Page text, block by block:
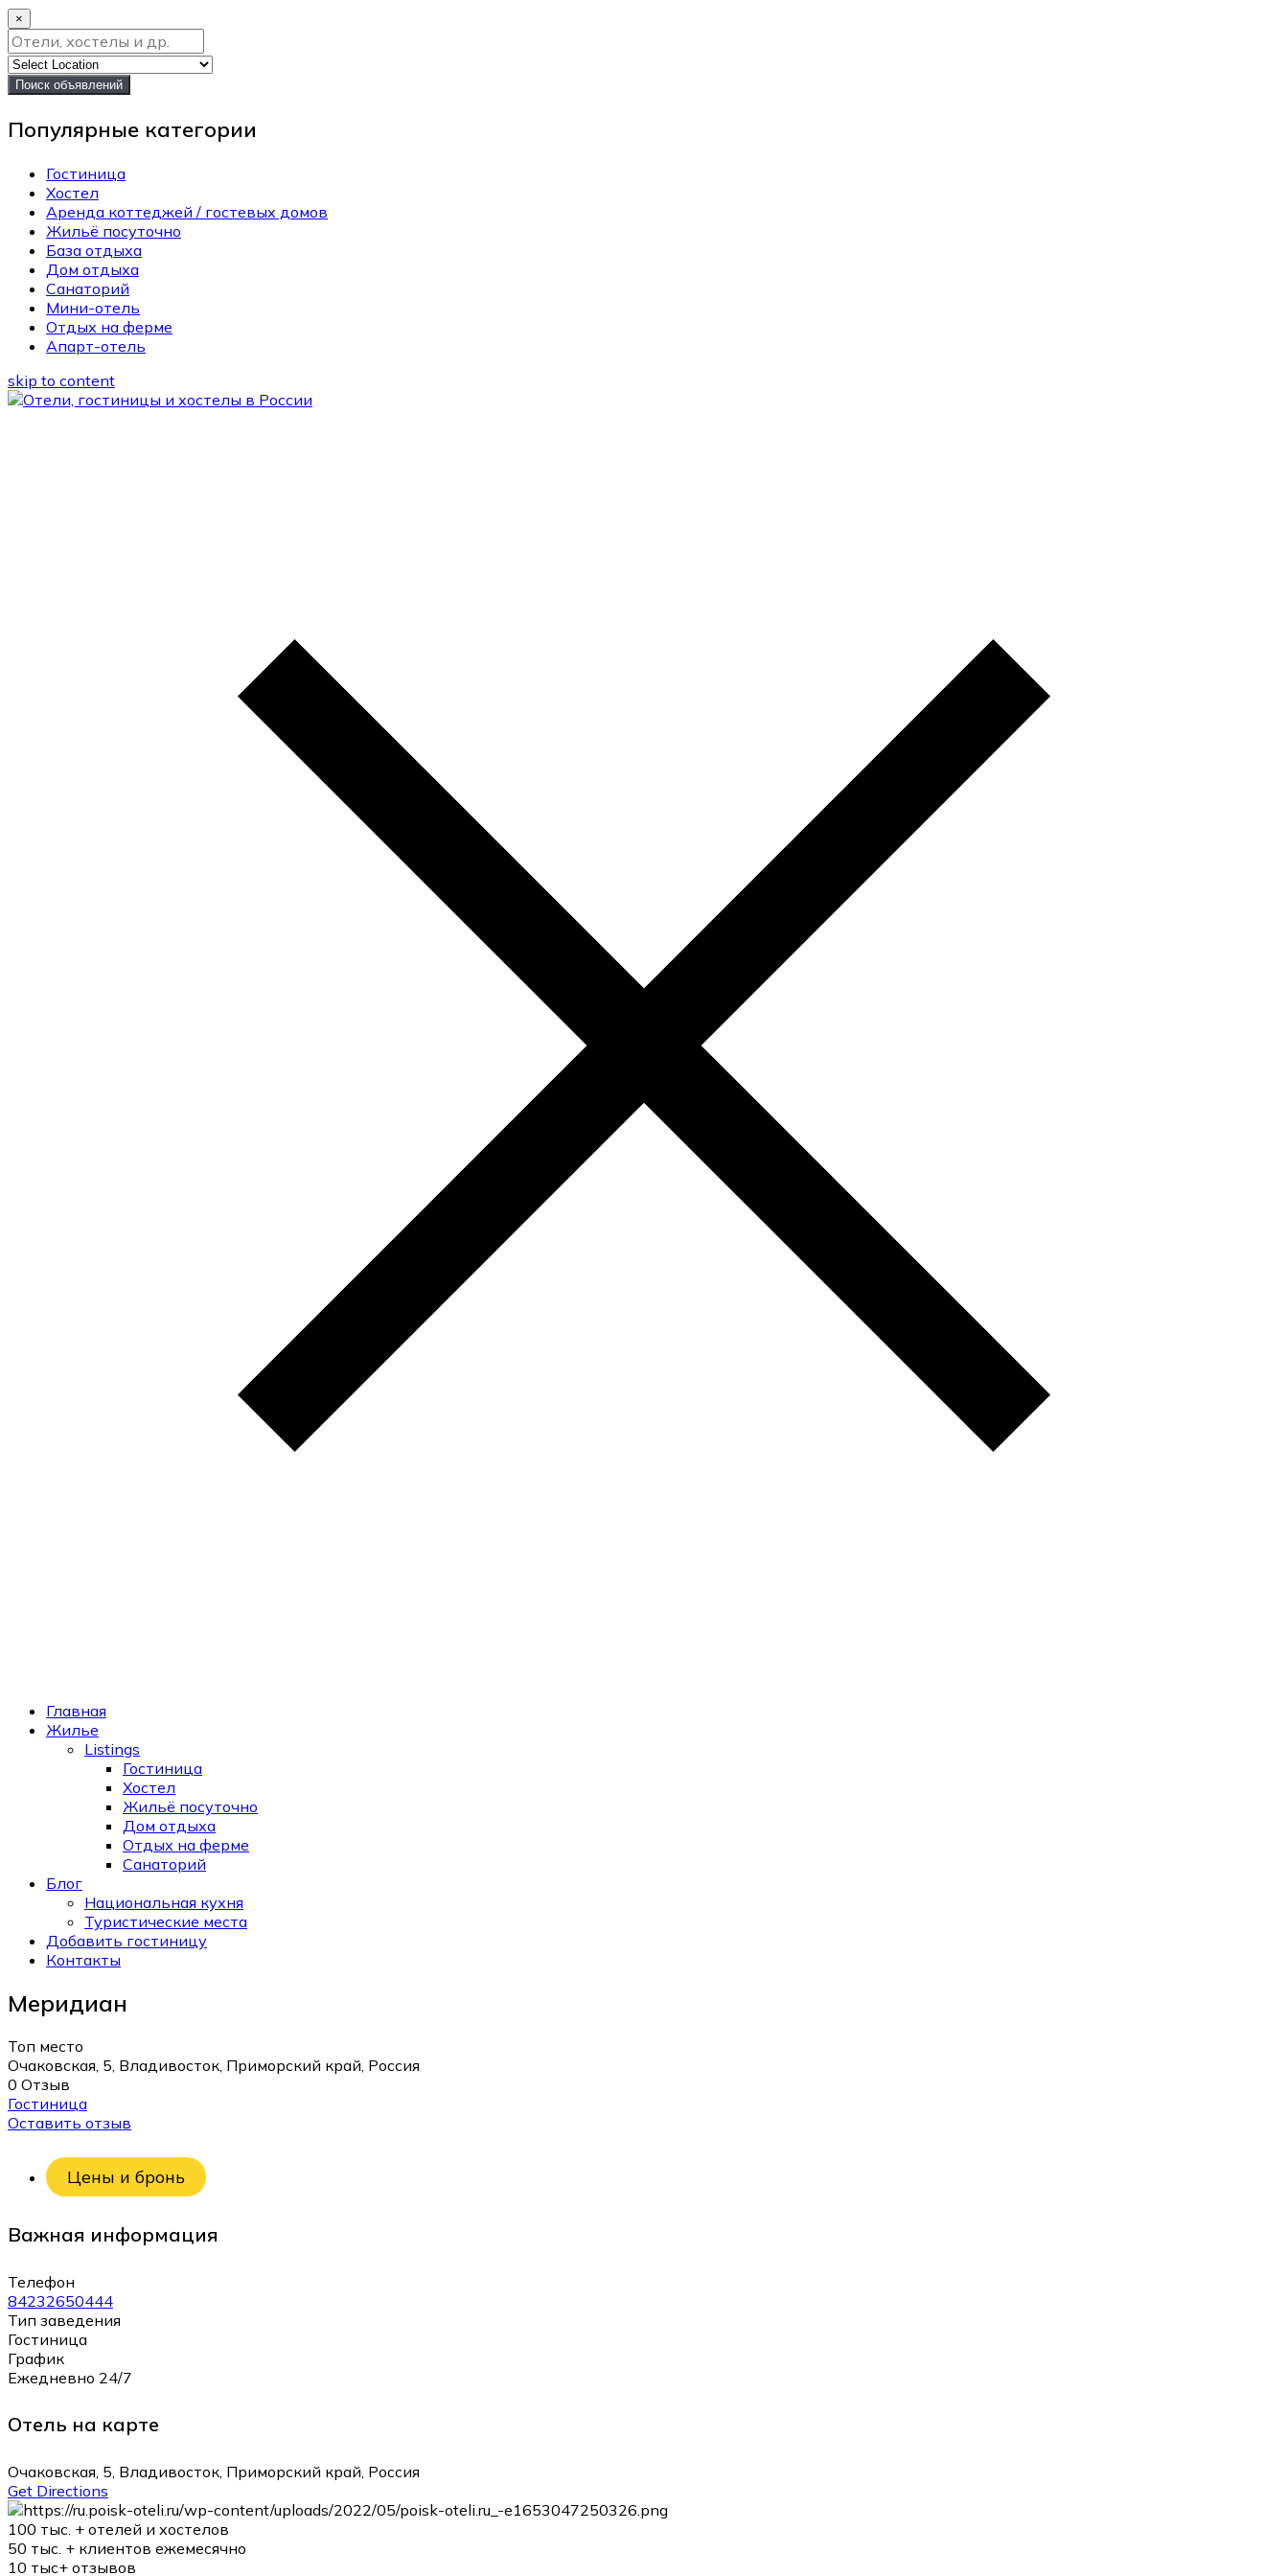
×
Поиск объявлений
Популярные категории
Гостиница
Хостел
Аренда коттеджей / гостевых домов
Жильё посуточно
База отдыха
Дом отдыха
Санаторий
Мини-отель
Отдых на ферме
Апарт-отель
skip to content
Главная
Жилье
Listings
Гостиница
Хостел
Жильё посуточно
Дом отдыха
Отдых на ферме
Санаторий
Блог
Национальная кухня
Туристические места
Добавить гостиницу
Контакты
Меридиан
Топ место
Очаковская, 5, Владивосток, Приморский край, Россия
0 Отзыв
Гостиница
Оставить отзыв
Цены и бронь
Важная информация
Телефон
84232650444
Тип заведения
Гостиница
График
Ежедневно 24/7
Отель на карте
Очаковская, 5, Владивосток, Приморский край, Россия
Get Directions
100 тыс. + отелей и хостелов
50 тыс. + клиентов ежемесячно
10 тыс+ отзывов